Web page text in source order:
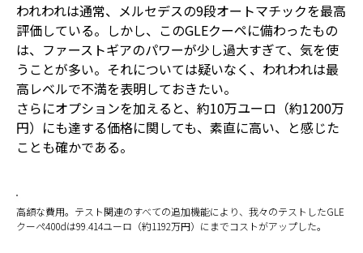
われわれは通常、メルセデスの9段オートマチックを最高
評価している。しかし、このGLEクーペに備わったもの
は、ファーストギアのパワーが少し過大すぎて、気を使
うことが多い。それについては疑いなく、われわれは最
高レベルで不満を表明しておきたい。
さらにオプションを加えると、約10万ユーロ（約1200万
円）にも達する価格に関しても、素直に高い、と感じた
ことも確かである。
高額な費用。テスト関連のすべての追加機能により、我々のテストしたGLE
クーペ400dは99.414ユーロ（約1192万円）にまでコストがアップした。